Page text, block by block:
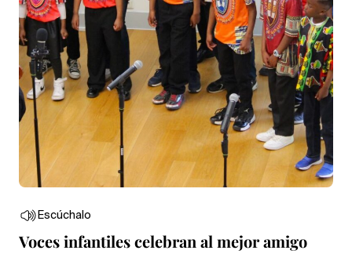
Escúchalo
Voces infantiles celebran al mejor amigo